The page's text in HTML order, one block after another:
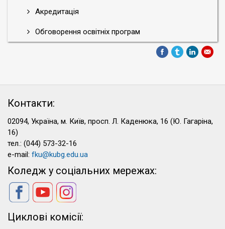
Акредитація
Обговорення освітніх програм
Контакти:
02094, Україна, м. Київ, просп. Л. Каденюка, 16 (Ю. Гагаріна,
16)
тел.: (044) 573-32-16
e-mail: fku@kubg.edu.ua
Коледж у соціальних мережах:
Циклові комісії: